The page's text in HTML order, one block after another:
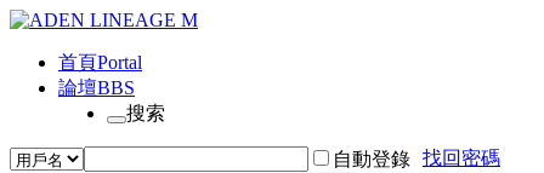
首頁Portal
論壇BBS
搜索
自動登錄 找回密碼